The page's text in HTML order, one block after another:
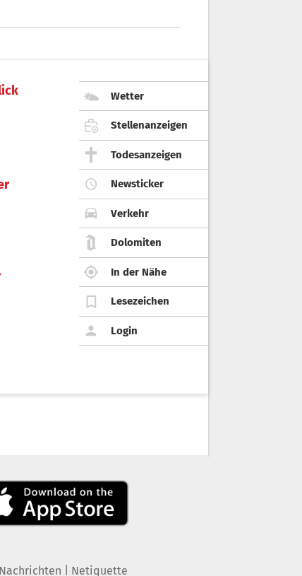
Wetter
Stellenanzeigen
Todesanzeigen
Newsticker
Verkehr
Dolomiten
In der Nähe
Lesezeichen
Login
Netiquette